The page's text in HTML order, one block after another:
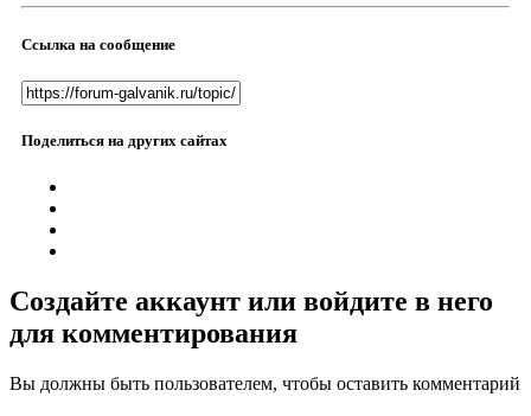
Ссылка на сообщение
Поделиться на других сайтах
Создайте аккаунт или войдите в него
для комментирования
Вы должны быть пользователем, чтобы оставить комментарий